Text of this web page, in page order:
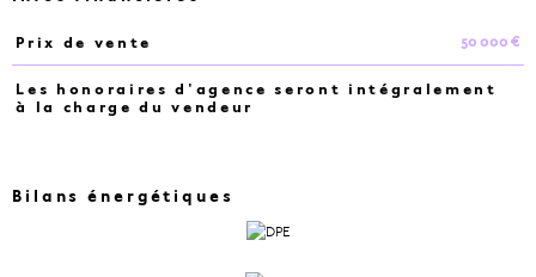
Caractéristiques Valeurs
Prix de vente 50 000 €
Les honoraires d'agence seront intégralement
à la charge du vendeur
Bilans énergétiques